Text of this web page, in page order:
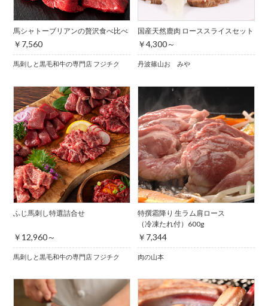
馬シャトーブリアンの贅沢食べ比べ
￥7,560
馬刺しと黒毛和牛の専門店 フジチク
国産天然鹿肉 ローススライスセット
￥4,300～
丹波篠山おゝみや
ふじ馬刺し特選詰合せ
￥12,960～
馬刺しと黒毛和牛の専門店 フジチク
特撰霜降り 生ラム肩ロース
（冷凍たれ付）600g
￥7,344
肉の山本